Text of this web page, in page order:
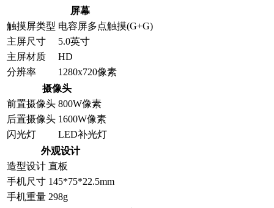
屏幕
触摸屏类型 电容屏多点触摸(G+G)
主屏尺寸
5.0英寸
主屏材质
HD
分辨率
1280x720像素
摄像头
前置摄像头 800W像素
后置摄像头 1600W像素
闪光灯
LED补光灯
外观设计
造型设计 直板
手机尺寸 145*75*22.5mm
手机重量 298g